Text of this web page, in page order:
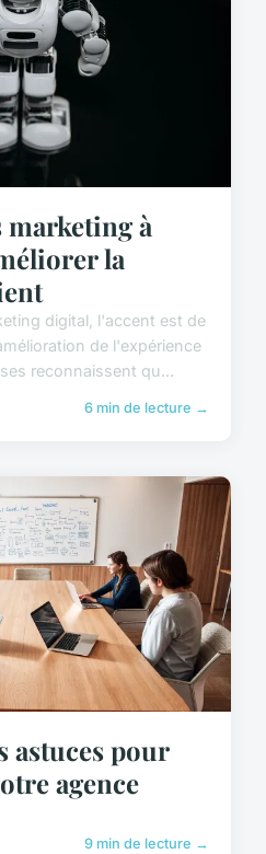
marketing à
la
digital, l'accent est de
de l'expérience
reconnaissent qu...
6 min de lecture →
astuces pour
agence
9 min de lecture →